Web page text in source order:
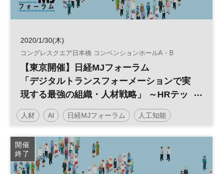
2020/1/30(木)
コングレスクエア日本橋 コンベンションホールA・B
【東京開催】日経MJフォーラム
「デジタルトランスフォーメーションで実
現する最強の組織・人材戦略」 ～HRテッ
クが変えていく人事の世界～
人材 AI 日経MJフォーラム 人工知能
働き方改革 人事 HRテック RPA 組織
バックオフィス 参加無料
開催
終了